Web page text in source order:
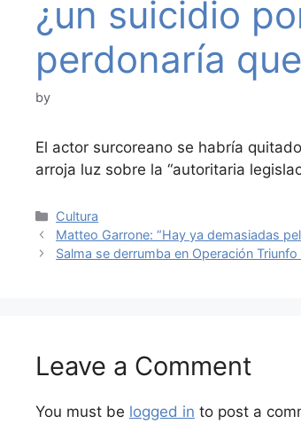
¿un suicidio
perdonaría
by
El actor surcoreano se habría
arroja luz sobre la “autoritaria
Categories
Cultura
Matteo Garrone: “Hay ya demasiadas
Salma se derrumba en Operación
Leave a Comment
You must be logged in to post a